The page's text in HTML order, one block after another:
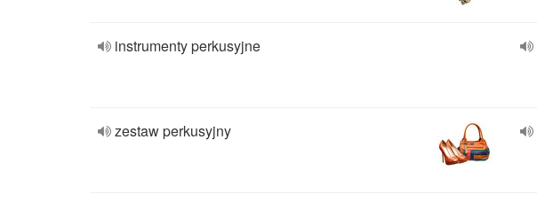
instrumenty perkusyjne
zestaw perkusyjny